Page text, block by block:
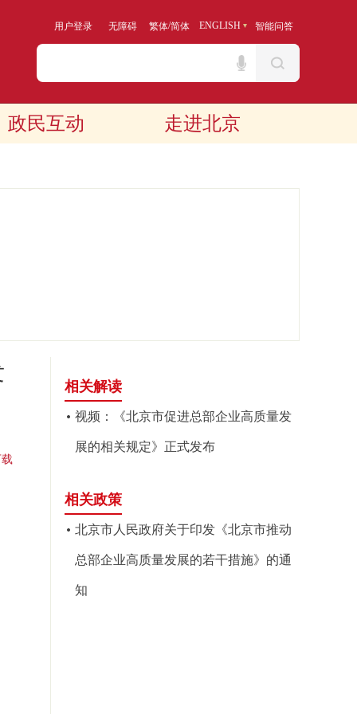
用户登录 无障碍 繁体/简体 ENGLISH 智能问答
政民互动 走进北京
相关解读
视频：《北京市促进总部企业高质量发
展的相关规定》正式发布
相关政策
北京市人民政府关于印发《北京市推动
总部企业高质量发展的若干措施》的通
知